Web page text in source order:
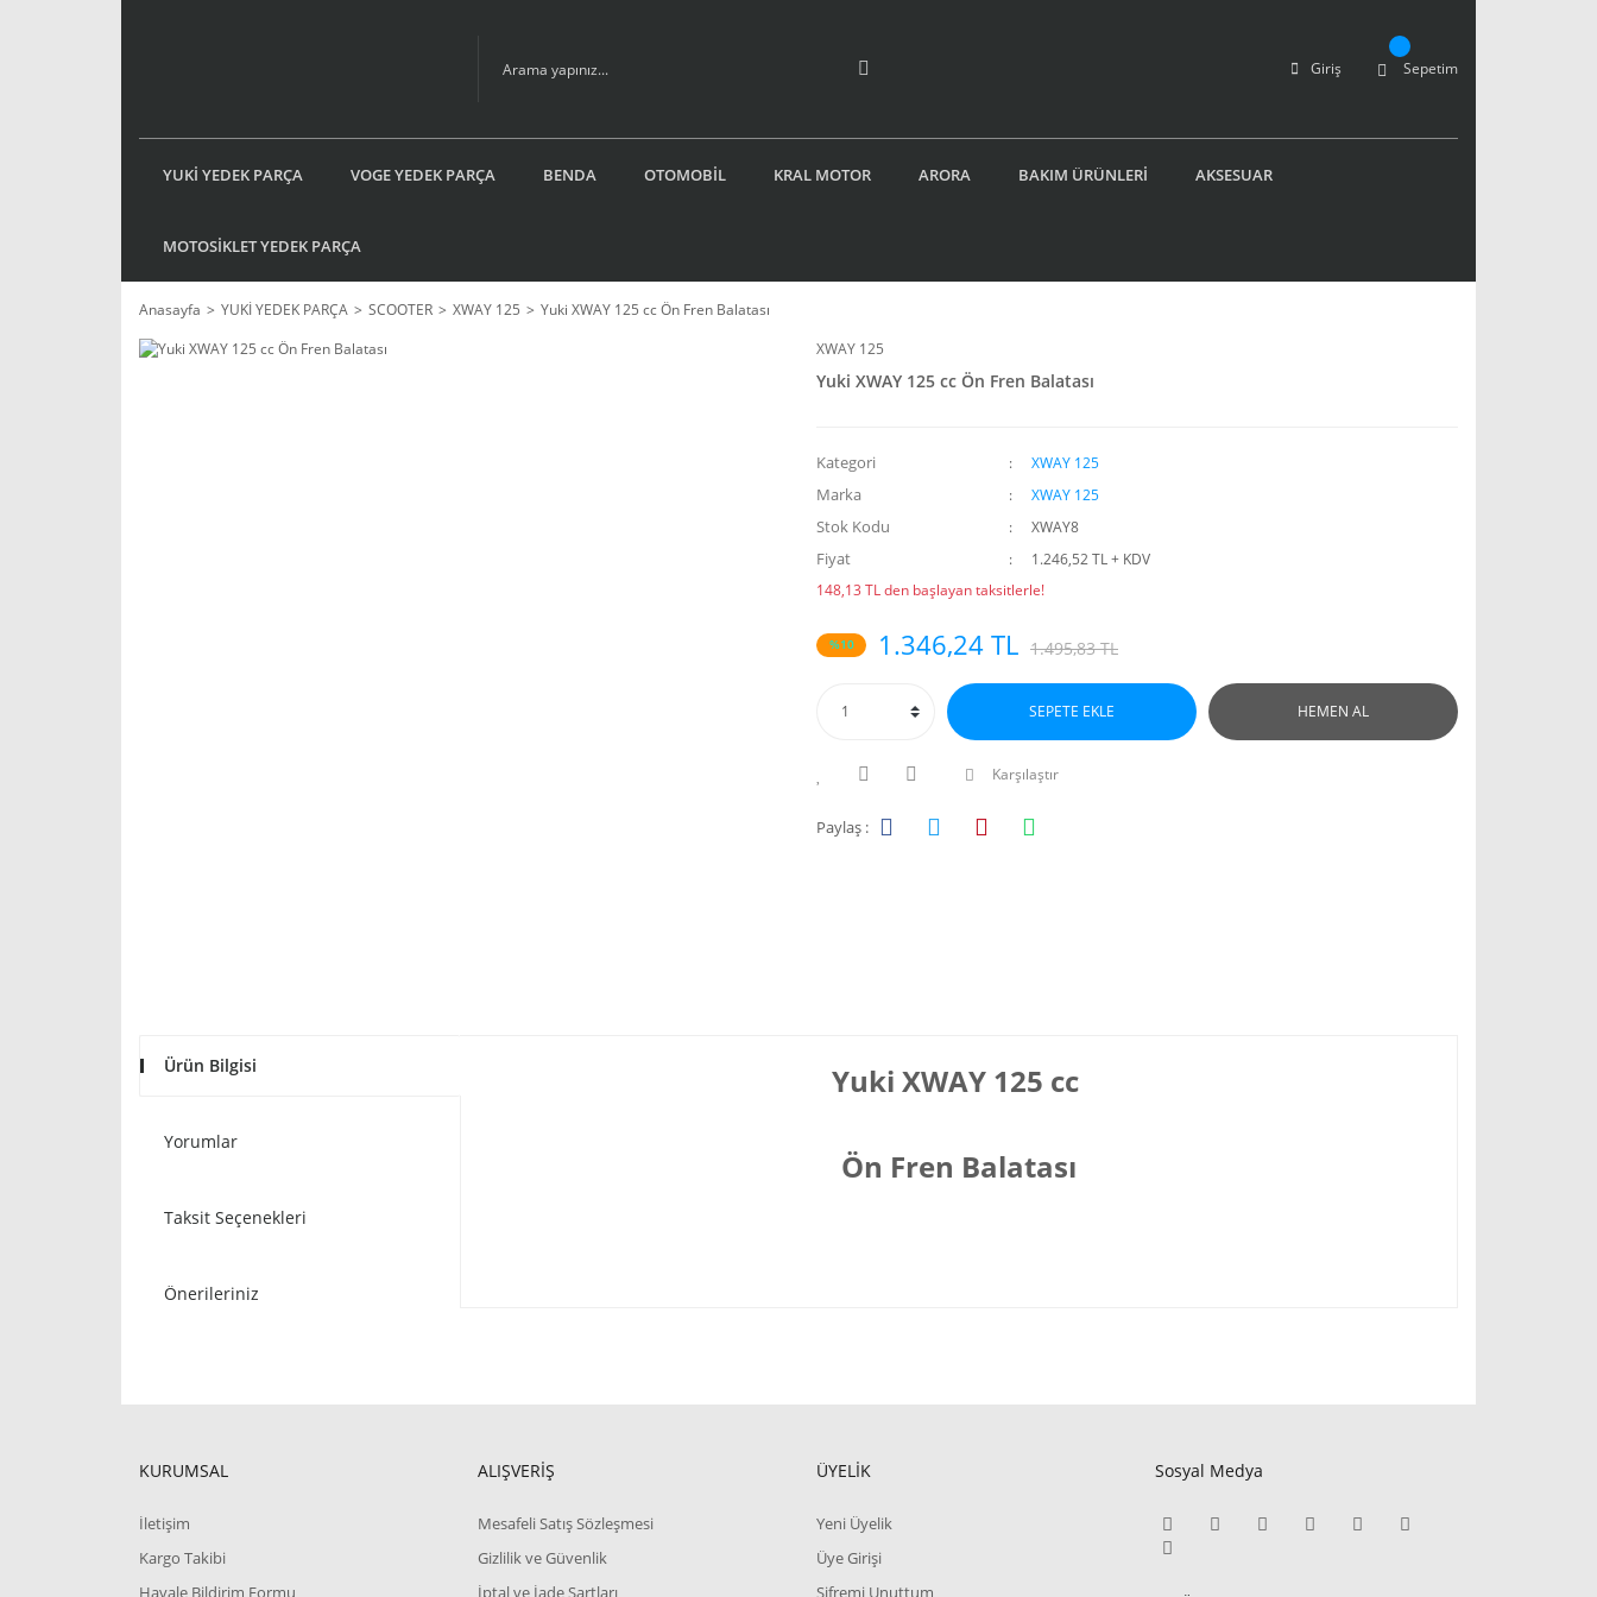
Giriş Sepetim
YUKİ YEDEK PARÇA VOGE YEDEK PARÇA BENDA OTOMOBİL KRAL MOTOR ARORA BAKIM ÜRÜNLERİ AKSESUAR
MOTOSİKLET YEDEK PARÇA
Anasayfa YUKİ YEDEK PARÇA SCOOTER XWAY 125
Yuki XWAY 125 cc Ön Fren Balatası
XWAY 125
Yuki XWAY 125 cc Ön Fren Balatası
Kategori XWAY 125
Marka XWAY 125
Stok Kodu XWAY8
Fiyat
1.246,52 TL + KDV
148,13 TL den başlayan taksitlerle!
%10 1.346,24 TL 1.495,83 TL
SEPETE EKLE HEMEN AL
Karşılaştır
Paylaş :
Ürün Bilgisi
Yorumlar
Taksit Seçenekleri
Önerileriniz
Yuki XWAY 125 cc
Ön Fren Balatası
KURUMSAL
İletişim
Kargo Takibi
Havale Bildirim Formu
ALIŞVERİŞ
Mesafeli Satış Sözleşmesi
Gizlilik ve Güvenlik
İptal ve İade Şartları
ÜYELİK
Yeni Üyelik
Üye Girişi
Şifremi Unuttum
Sosyal Medya